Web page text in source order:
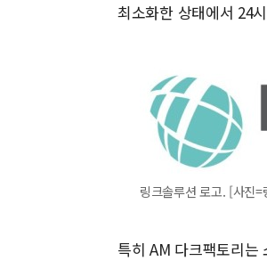
최소화한 상태에서 24
링크솔루션 로고. [사진=
특히 AM 다크팩토리는